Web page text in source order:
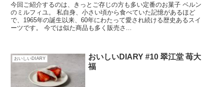
今回ご紹介するのは、きっとご存じの方も多い定番のお菓子 ベルン
のミルフィユ。 私自身、小さい頃から食べていた記憶があるほど
で、1965年の誕生以来、60年にわたって愛され続ける歴史あるスイ
ーツです。 今では似た商品も多く販売さ...
おいしいDIARY
おいしいDIARY #10 翠江堂 苺大
福